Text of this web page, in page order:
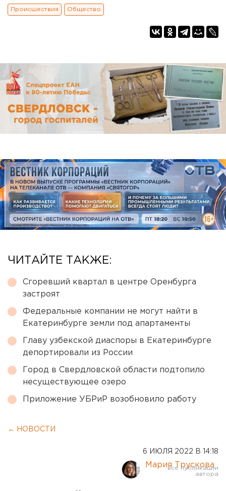
Происшествия Общество
ЧИТАЙТЕ ТАКЖЕ:
Сгоревший квартал в центре Оренбурга
застроят
Федеральные компании не могут найти в
Екатеринбурге земли под апартаменты
Главу узбекской диаспоры в Екатеринбурге
депортировали из России
Город в Свердловской области подтопило
несуществующее озеро
Приложение УБРиР возобновило работу
← НОВОСТИ
6 ИЮЛЯ 2022 В 14:18
Мария Трускова